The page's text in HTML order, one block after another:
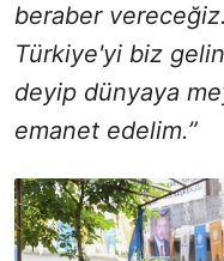
beraber
Türkiye'yi biz
deyip dünyaya
emanet edelim.”